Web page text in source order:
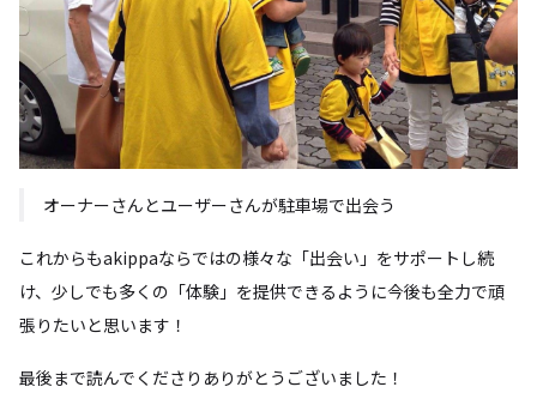
オーナーさんとユーザーさんが駐車場で出会う
これからもakippaならではの様々な「出会い」をサポートし続
け、少しでも多くの「体験」を提供できるように今後も全力で頑
張りたいと思います！
最後まで読んでくださりありがとうございました！